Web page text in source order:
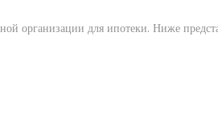
организации для ипотеки. Ниже